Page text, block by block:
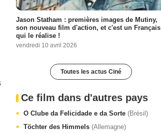
Jason Statham : premières images de Mutiny,
son nouveau film d'action, et c'est un Français
qui le réalise !
vendredi 10 avril 2026
Toutes les actus Ciné
Ce film dans d'autres pays
O Clube da Felicidade e da Sorte (Brésil)
Töchter des Himmels (Allemagne)